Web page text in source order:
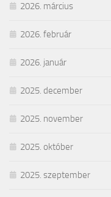
2026. március
2026. február
2026. január
2025. december
2025. november
2025. október
2025. szeptember